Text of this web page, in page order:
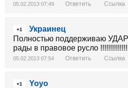
05.02.2013 07:49 Ответить Ссылка
+1
Украинец
Полностью поддерживаю УДАР
рады в правовое русло
05.02.2013 07:54 Ответить Ссылка
+1
Yoyo